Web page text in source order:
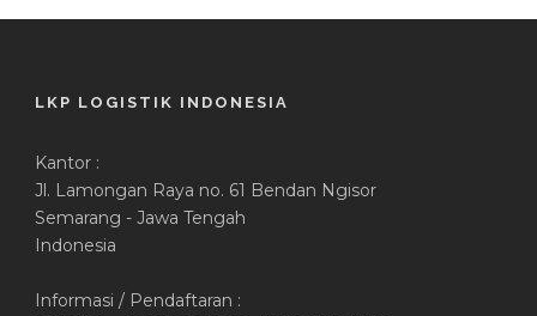
LKP LOGISTIK INDONESIA
Kantor :
Jl. Lamongan Raya no. 61 Bendan Ngisor
Semarang - Jawa Tengah
Indonesia
Informasi / Pendaftaran :